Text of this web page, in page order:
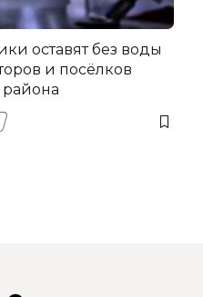
оставят без воды
и посёлков